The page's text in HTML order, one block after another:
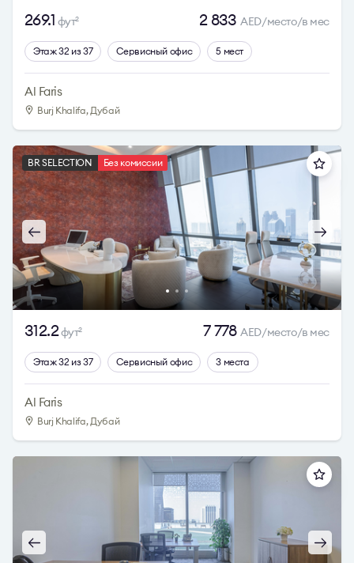
269.1 фут2 2 833AED/место/в мес
Этаж 32 из 37 Сервисный офис 5 мест
Al Faris
Burj Khalifa, Дубай
BR SELECTION Без комиссии
312.2фут2 7 778AED/место/в мес
Этаж 32 из 37 Сервисный офис 3 места
Al Faris
Burj Khalifa, Дубай